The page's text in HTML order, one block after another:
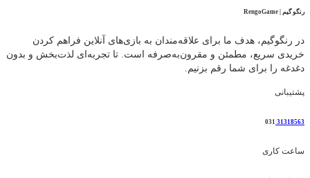
رنگو گیم | RengoGame
در رنگوگیم، هدف ما برای علاقه‌مندان به بازی‌های آنلاین فراهم کردن
خریدی سریع، مطمئن و مقرون‌به‌صرفه است. تا تجربه‌ای لذت‌بخش و بدون
دغدغه را برای شما رقم بزنیم.
پشتیبانی
31318563
031
ساعت کاری